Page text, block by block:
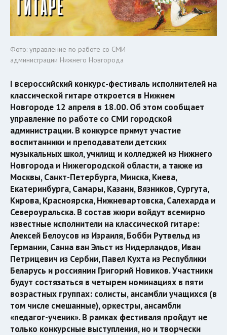
Фото: управление по работе со СМИ
администрации Нижнего Новгорода
I всероссийский конкурс-фестиваль исполнителей на
классической гитаре откроется в Нижнем
Новгороде 12 апреля в 18.00. Об этом сообщает
управление по работе со СМИ городской
администрации. В конкурсе примут участие
воспитанники и преподаватели детских
музыкальных школ, училищ и колледжей из Нижнего
Новгорода и Нижегородской области, а также из
Москвы, Санкт-Петербурга, Минска, Киева,
Екатеринбурга, Самары, Казани, Вязников, Сургута,
Кирова, Красноярска, Нижневартовска, Салехарда и
Североуральска. В состав жюри войдут всемирно
известные исполнители на классической гитаре:
Алексей Белоусов из Израиля, Бобби Рутвельд из
Германии, Санна ван Эльст из Нидерландов, Иван
Петрицевич из Сербии, Павел Кухта из Республики
Беларусь и россиянин Григорий Новиков. Участники
будут состязаться в четырем номинациях в пяти
возрастных группах: солисты, ансамбли учащихся (в
том числе смешанные), оркестры, ансамбли
«педагог-ученик». В рамках фестиваля пройдут не
только конкурсные выступления, но и творчески